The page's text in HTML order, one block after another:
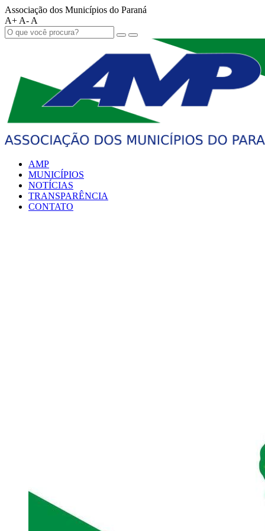
Associação dos Municípios do Paraná
A+ A- A
AMP
MUNICÍPIOS
NOTÍCIAS
TRANSPARÊNCIA
CONTATO